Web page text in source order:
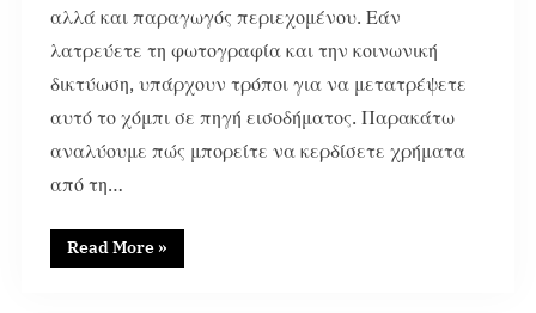
αλλά και παραγωγός περιεχομένου. Εάν
λατρεύετε τη φωτογραφία και την κοινωνική
δικτύωση, υπάρχουν τρόποι για να μετατρέψετε
αυτό το χόμπι σε πηγή εισοδήματος. Παρακάτω
αναλύουμε πώς μπορείτε να κερδίσετε χρήματα
από τη…
Read More »
51